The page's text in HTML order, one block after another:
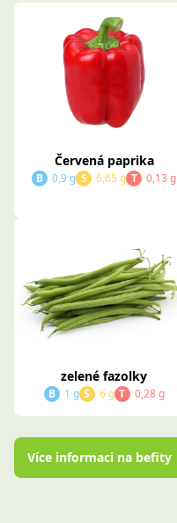
Červená paprika
B 0,9 g S 6,65 g T 0,13 g
zelené fazolky
B 1 g S 6 g T 0,28 g
Více informaci na befity